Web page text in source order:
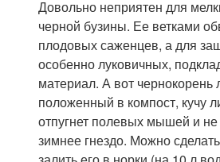
Довольно неприятен для
черной бузины. Ее ветками
плодовых саженцев, а для
особенно луковичных,
материал. А вот чернокорень
положенный в компост, кучу
отпугнет полевых мышей и не
зимнее гнездо. Можно